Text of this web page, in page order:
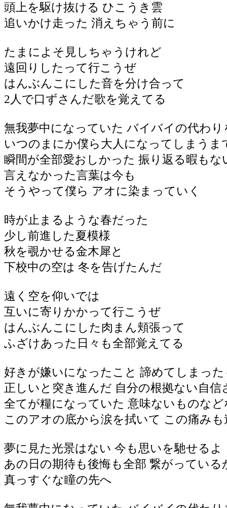
頭上を駆け抜ける ひこうき雲
追いかけ走った 消えちゃう前に
たまによそ見しちゃうけれど
遠回りしたって行こうぜ
はんぶんこにした音を分け合って
2人で口ずさんだ歌を覚えてる
無我夢中になっていた バイバイの代わ
いつのまにか僕ら大人になってしまうま
瞬間が全部愛おしかった 振り返る暇もな
言えなかった言葉は今も
そうやって僕ら アオに染まっていく
時が止まるような春だった
少し前進した夏模様
秋を覗かせる金木犀と
下校中の空は 冬を告げたんだ
遠く空を仰いでは
互いに寄りかかって行こうぜ
はんぶんこにした肉まん頬張って
ふざけあった日々も全部覚えてる
好きが嫌いになったこと 諦めてしまっ
正しいと突き進んだ 自分の根拠ない自信
全てが糧になっていた 意味ないものな
このアオの底から涙を拭いて この痛み
夢に見た光景はない 今も思いを馳せるよ
あの日の期待も後悔も全部 繋がっている
真っすぐな瞳の先へ